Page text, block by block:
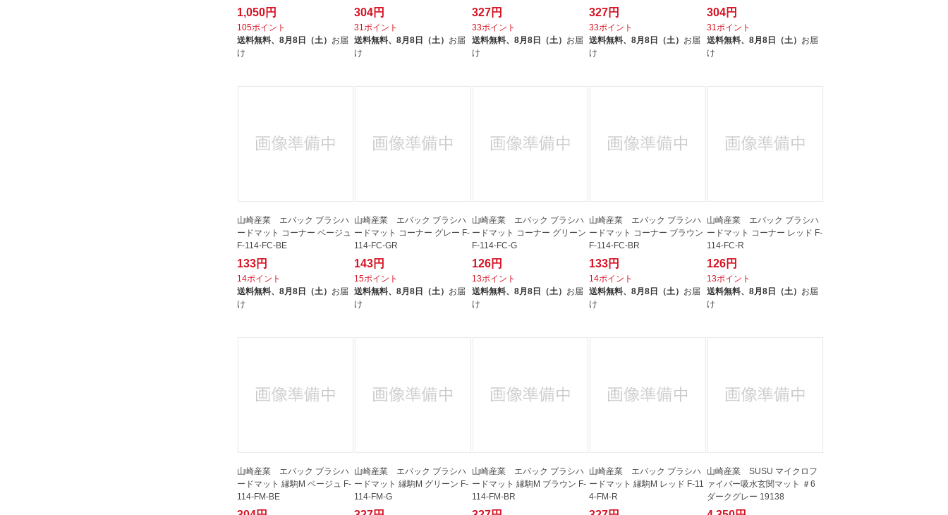
1,050円
105ポイント
送料無料、 8月8日（土） お届
け
304円
31ポイント
送料無料、8月8日（土） お届
け
327円
33ポイント
送料無料、 8月8日（土） お届
け
327円
33ポイント
送料無料、8月8日（土） お届
け
304円
31ポイント
送料無料、 8月8日（土） お届
け
山崎産業 エバック ブラシハ
ードマット コーナー ベージュ
F-114-FC-BE
133円
14ポイント
送料無料、 8月8日（土） お届
け
山崎産業 エバック ブラシハ
ードマット コーナー グレー F-
114-FC-GR
143円
15ポイント
送料無料、8月8日（土） お届
け
山崎産業 エバック ブラシハ
ードマット コーナー グリーン
F-114-FC-G
126円
13ポイント
送料無料、 8月8日（土） お届
け
山崎産業 エバック ブラシハ
ードマット コーナー ブラウン
F-114-FC-BR
133円
14ポイント
送料無料、8月8日（土） お届
け
山崎産業 エバック ブラシハ
ードマット コーナー レッド F-
114-FC-R
126円
13ポイント
送料無料、 8月8日（土） お届
け
山崎産業 エバック ブラシハ
ードマット 縁駒M ベージュ F-
114-FM-BE
山崎産業 エバック ブラシハ
ードマット 縁駒M グリーン F-
114-FM-G
山崎産業 エバック ブラシハ
ードマット 縁駒M ブラウン F-
114-FM-BR
山崎産業 エバック ブラシハ
ードマット 縁駒M レッド F-11
4-FM-R
山崎産業 SUSU マイクロフ
ァイバー吸水玄関マット ＃6
ダークグレー 19138